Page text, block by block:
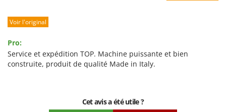
Prestations
Qualité / Prix
Facilité de montage
Voir l'original
Pro:
Service et expédition TOP. Machine puissante et bien
construite, produit de qualité Made in Italy.
Cet avis a été utile ?